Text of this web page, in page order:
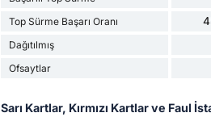
Top Sürme Başarı Oranı
Dağıtılmış
Ofsaytlar
Sarı Kartlar, Kırmızı Kartlar ve Faul